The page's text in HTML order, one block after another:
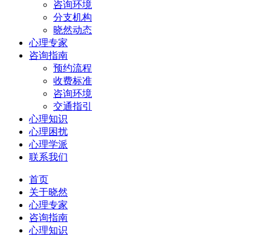
咨询环境
分支机构
晓然动态
心理专家
咨询指南
预约流程
收费标准
咨询环境
交通指引
心理知识
心理困扰
心理学派
联系我们
首页
关于晓然
心理专家
咨询指南
心理知识